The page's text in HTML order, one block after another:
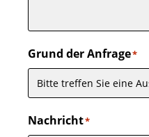
Grund der Anfrage*
Nachricht*